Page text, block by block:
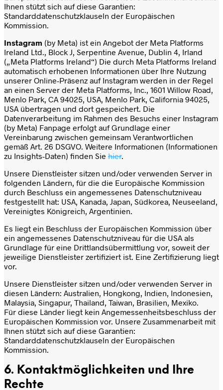
Ihnen stützt sich auf diese Garantien:
Standarddatenschutzklauseln der Europäischen
Kommission.
Instagram (by Meta) ist ein Angebot der Meta Platforms
Ireland Ltd., Block J, Serpentine Avenue, Dublin 4, Irland
(„Meta Platforms Ireland“) Die durch Meta Platforms Ireland
automatisch erhobenen Informationen über Ihre Nutzung
unserer Online-Präsenz auf Instagram werden in der Regel
an einen Server der Meta Platforms, Inc., 1601 Willow Road,
Menlo Park, CA 94025, USA, Menlo Park, California 94025,
USA übertragen und dort gespeichert. Die
Datenverarbeitung im Rahmen des Besuchs einer Instagram
(by Meta) Fanpage erfolgt auf Grundlage einer
Vereinbarung zwischen gemeinsam Verantwortlichen
gemäß Art. 26 DSGVO. Weitere Informationen (Informationen
zu Insights-Daten) finden Sie hier.
Unsere Dienstleister sitzen und/oder verwenden Server in
folgenden Ländern, für die die Europäische Kommission
durch Beschluss ein angemessenes Datenschutzniveau
festgestellt hat: USA, Kanada, Japan, Südkorea, Neuseeland,
Vereinigtes Königreich, Argentinien.
Es liegt ein Beschluss der Europäischen Kommission über
ein angemessenes Datenschutzniveau für die USA als
Grundlage für eine Drittlandsübermittlung vor, soweit der
jeweilige Dienstleister zertifiziert ist. Eine Zertifizierung liegt
vor.
Unsere Dienstleister sitzen und/oder verwenden Server in
diesen Ländern: Australien, Hongkong, Indien, Indonesien,
Malaysia, Singapur, Thailand, Taiwan, Brasilien, Mexiko.
Für diese Länder liegt kein Angemessenheitsbeschluss der
Europäischen Kommission vor. Unsere Zusammenarbeit mit
Ihnen stützt sich auf diese Garantien:
Standarddatenschutzklauseln der Europäischen
Kommission.
6. Kontaktmöglichkeiten und Ihre
Rechte